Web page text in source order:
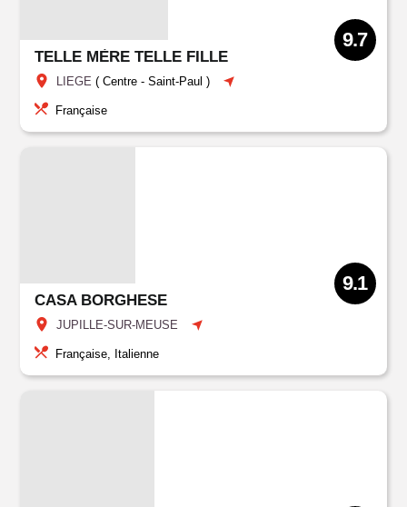
TELLE MÈRE TELLE FILLE
LIEGE (Centre - Saint-Paul )
9.7
Française
CASA BORGHESE
JUPILLE-SUR-MEUSE
9.1
Française, Italienne